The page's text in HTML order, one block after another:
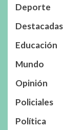
Deporte
Destacadas
Educación
Mundo
Opinión
Policiales
Política